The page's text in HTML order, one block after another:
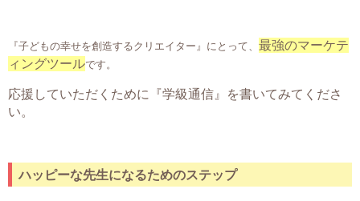
『子どもの幸せを創造するクリエイター』にとって、 最強のマーケテ
ィングツールです。
応援していただくために『学級通信』を書いてみてくださ
い。
ハッピーな先生になるためのステップ